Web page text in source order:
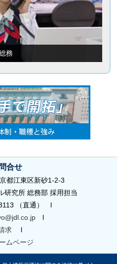
務
合せ
都江東区新砂1-2-3
研究所 総務部 採用担当
（直通） l
l
求l
ムページ